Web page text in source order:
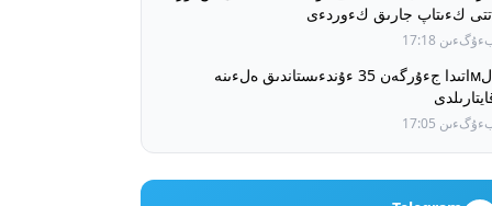
كءىتاپ جارىق كءوردءى
17:18
الмاتىدا جءۇرگەن 35 ءۇندءىستاندىق ەلءىنە
17:05